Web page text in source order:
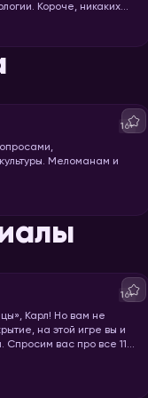
Короче, никаких
вы и ваше
16+
Меломанам и
16+
Карл! Но вам не
на этой игре вы и
Спросим вас про все 11
на глаз и